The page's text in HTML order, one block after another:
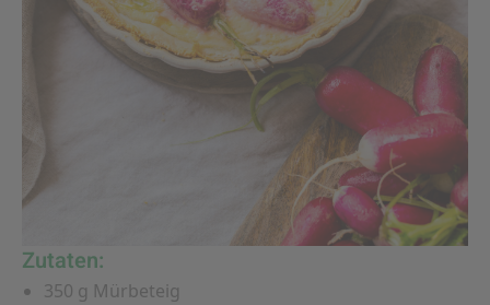
Zutaten:
350 g Mürbeteig